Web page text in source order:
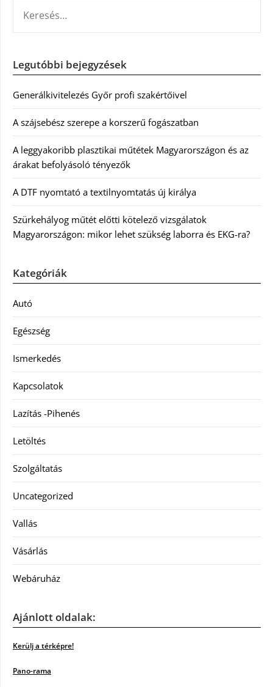
Legutóbbi bejegyzések
Generálkivitelezés Győr profi szakértőivel
A szájsebész szerepe a korszerű fogászatban
A leggyakoribb plasztikai műtétek Magyarországon és az
árakat befolyásoló tényezők
A DTF nyomtató a textilnyomtatás új királya
Szürkehályog műtét előtti kötelező vizsgálatok
Magyarországon: mikor lehet szükség laborra és EKG-ra?
Kategóriák
Autó
Egészség
Ismerkedés
Kapcsolatok
Lazítás -Pihenés
Letöltés
Szolgáltatás
Uncategorized
Vallás
Vásárlás
Webáruház
Ajánlott oldalak:
Kerülj a térképre!
Pano-rama